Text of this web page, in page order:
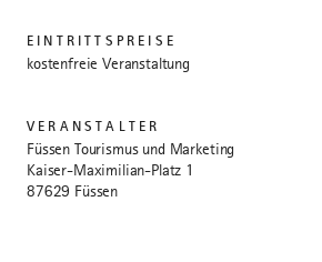
EINTRITTSPREISE
kostenfreie Veranstaltung
VERANSTALTER
Füssen Tourismus und Marketing
Kaiser-Maximilian-Platz 1
87629 Füssen